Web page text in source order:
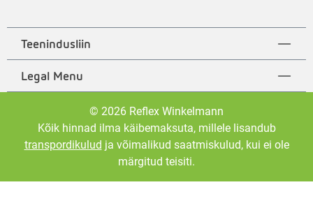
Teenindusliin
Legal Menu
© 2026 Reflex Winkelmann
Kõik hinnad ilma käibemaksuta, millele lisandub
transpordikulud ja võimalikud saatmiskulud, kui ei ole
märgitud teisiti.